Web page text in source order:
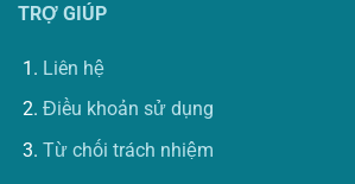
TRỢ GIÚP
Liên hệ
Điều khoản sử dụng
Từ chối trách nhiệm